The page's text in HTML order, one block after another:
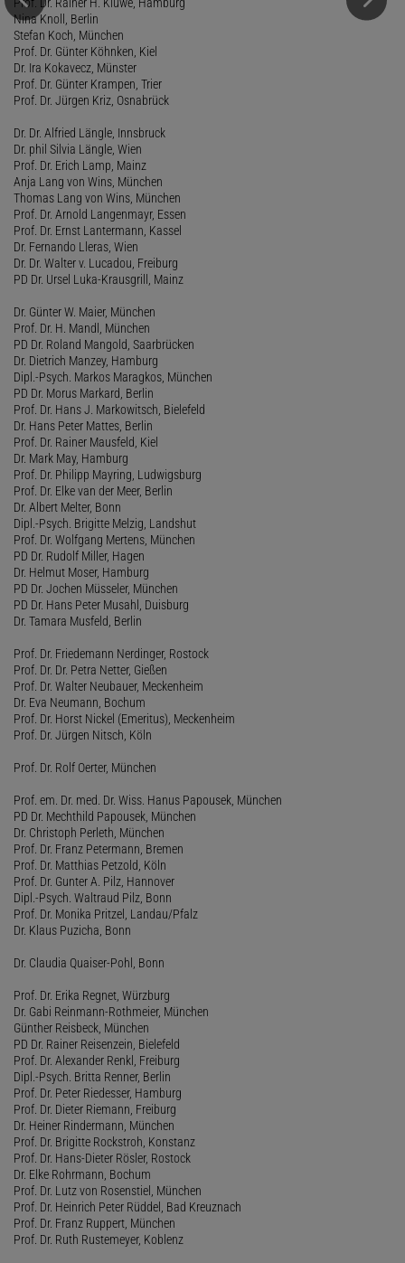
Nina Knoll, Berlin
Stefan Koch, München
Prof. Dr. Günter Köhnken, Kiel
Dr. Ira Kokavecz, Münster
Prof. Dr. Günter Krampen, Trier
Prof. Dr. Jürgen Kriz, Osnabrück
Dr. Dr. Alfried Längle, Innsbruck
Dr. phil Silvia Längle, Wien
Prof. Dr. Erich Lamp, Mainz
Anja Lang von Wins, München
Thomas Lang von Wins, München
Prof. Dr. Arnold Langenmayr, Essen
Prof. Dr. Ernst Lantermann, Kassel
Dr. Fernando Lleras, Wien
Dr. Dr. Walter v. Lucadou, Freiburg
PD Dr. Ursel Luka-Krausgrill, Mainz
Dr. Günter W. Maier, München
Prof. Dr. H. Mandl, München
PD Dr. Roland Mangold, Saarbrücken
Dr. Dietrich Manzey, Hamburg
Dipl.-Psych. Markos Maragkos, München
PD Dr. Morus Markard, Berlin
Prof. Dr. Hans J. Markowitsch, Bielefeld
Dr. Hans Peter Mattes, Berlin
Prof. Dr. Rainer Mausfeld, Kiel
Dr. Mark May, Hamburg
Prof. Dr. Philipp Mayring, Ludwigsburg
Prof. Dr. Elke van der Meer, Berlin
Dr. Albert Melter, Bonn
Dipl.-Psych. Brigitte Melzig, Landshut
Prof. Dr. Wolfgang Mertens, München
PD Dr. Rudolf Miller, Hagen
Dr. Helmut Moser, Hamburg
PD Dr. Jochen Müsseler, München
PD Dr. Hans Peter Musahl, Duisburg
Dr. Tamara Musfeld, Berlin
Prof. Dr. Friedemann Nerdinger, Rostock
Prof. Dr. Dr. Petra Netter, Gießen
Prof. Dr. Walter Neubauer, Meckenheim
Dr. Eva Neumann, Bochum
Prof. Dr. Horst Nickel (Emeritus), Meckenheim
Prof. Dr. Jürgen Nitsch, Köln
Prof. Dr. Rolf Oerter, München
Prof. em. Dr. med. Dr. Wiss. Hanus Papousek, München
PD Dr. Mechthild Papousek, München
Dr. Christoph Perleth, München
Prof. Dr. Franz Petermann, Bremen
Prof. Dr. Matthias Petzold, Köln
Prof. Dr. Gunter A. Pilz, Hannover
Dipl.-Psych. Waltraud Pilz, Bonn
Prof. Dr. Monika Pritzel, Landau/Pfalz
Dr. Klaus Puzicha, Bonn
Dr. Claudia Quaiser-Pohl, Bonn
Prof. Dr. Erika Regnet, Würzburg
Dr. Gabi Reinmann-Rothmeier, München
Günther Reisbeck, München
PD Dr. Rainer Reisenzein, Bielefeld
Prof. Dr. Alexander Renkl, Freiburg
Dipl.-Psych. Britta Renner, Berlin
Prof. Dr. Peter Riedesser, Hamburg
Prof. Dr. Dieter Riemann, Freiburg
Dr. Heiner Rindermann, München
Prof. Dr. Brigitte Rockstroh, Konstanz
Prof. Dr. Hans-Dieter Rösler, Rostock
Dr. Elke Rohrmann, Bochum
Prof. Dr. Lutz von Rosenstiel, München
Prof. Dr. Heinrich Peter Rüddel, Bad Kreuznach
Prof. Dr. Franz Ruppert, München
Prof. Dr. Ruth Rustemeyer, Koblenz